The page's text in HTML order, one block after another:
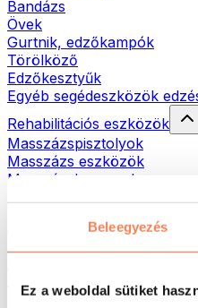
Beleegyezés
Ez a weboldal sütiket
Bandázs
Övek
Gurtnik, edzőkampók
Törölköző
Edzőkesztyűk
Egyéb segédeszközök
Rehabilitációs eszközök
Masszázspisztolyok
Masszázs eszközök
Masszázshengerek
Táskák & hátizsákok
Hátizsákok